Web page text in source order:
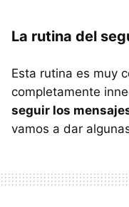
La rutina del
Esta rutina es muy
completamente
seguir los
vamos a dar